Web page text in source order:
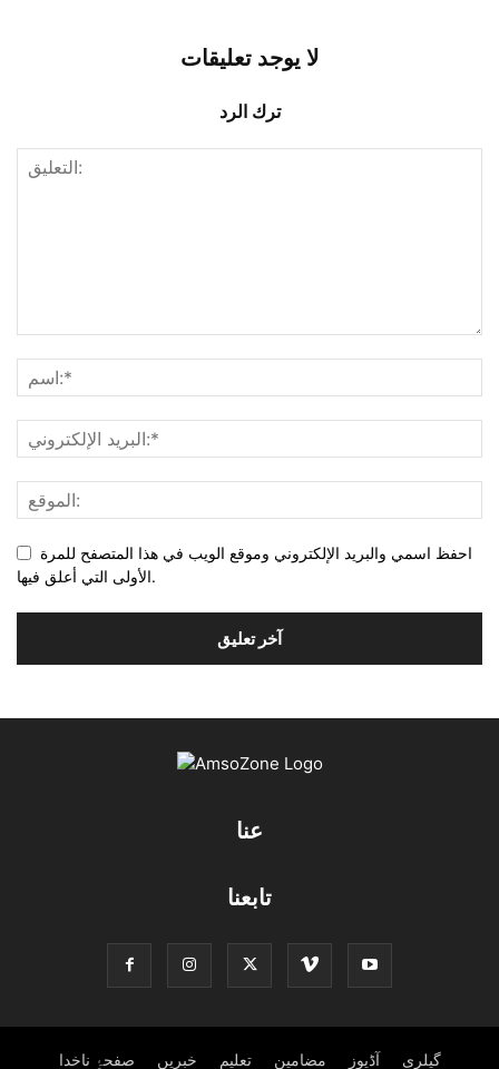
لا يوجد تعليقات
ترك الرد
احفظ اسمي والبريد الإلكتروني وموقع الويب في هذا المتصفح للمرة
الأولى التي أعلق فيها.
عنا
تابعنا
صفحۂِ ناخدا خبریں تعلیم مضامین آڈیوز گیلری